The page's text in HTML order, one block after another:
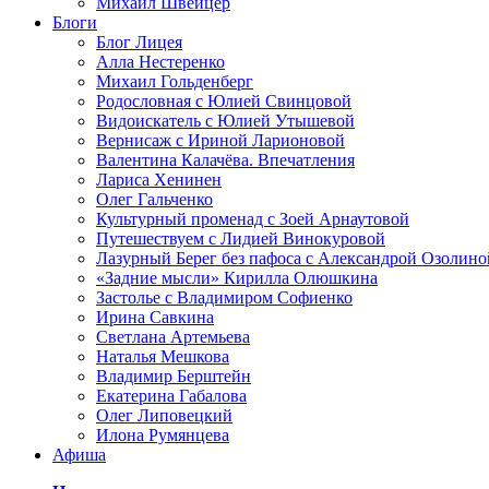
Блоги
Блог Лицея
Алла Нестеренко
Михаил Гольденберг
Родословная с Юлией Свинцовой
Видоискатель с Юлией Утышевой
Вернисаж с Ириной Ларионовой
Валентина Калачёва. Впечатления
Лариса Хенинен
Олег Гальченко
Культурный променад с Зоей Арнаутовой
Путешествуем с Лидией Винокуровой
Лазурный Берег без пафоса с Александрой
«Задние мысли» Кирилла Олюшкина
Застолье с Владимиром Софиенко
Ирина Савкина
Светлана Артемьева
Наталья Мешкова
Владимир Берштейн
Екатерина Габалова
Олег Липовецкий
Илона Румянцева
Афиша